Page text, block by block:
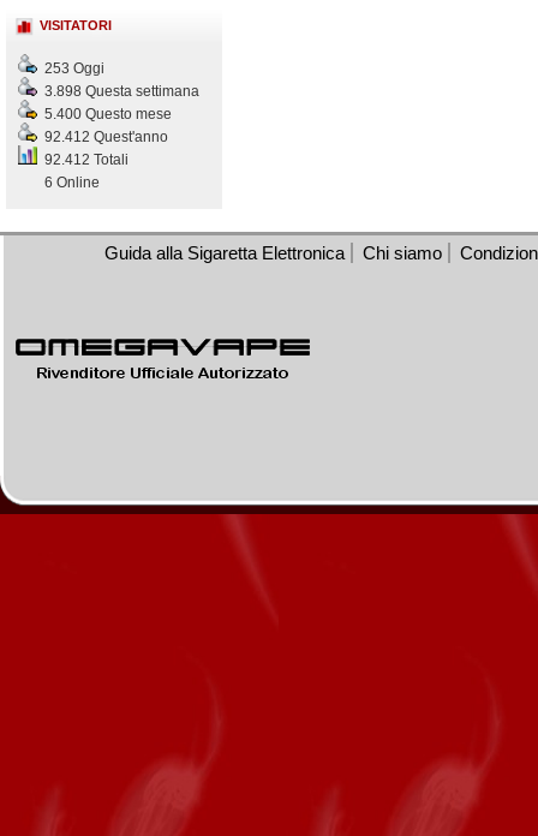
VISITATORI
253 Oggi
3.898 Questa settimana
5.400 Questo mese
92.412 Quest'anno
92.412 Totali
6 Online
Guida alla Sigaretta Elettronica Chi siamo